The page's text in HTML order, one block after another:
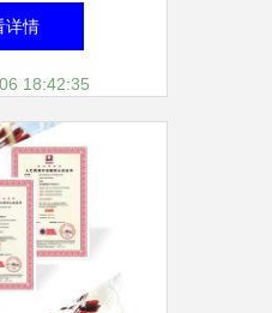
服务区分解析
务为焦点
详情
18:42:35